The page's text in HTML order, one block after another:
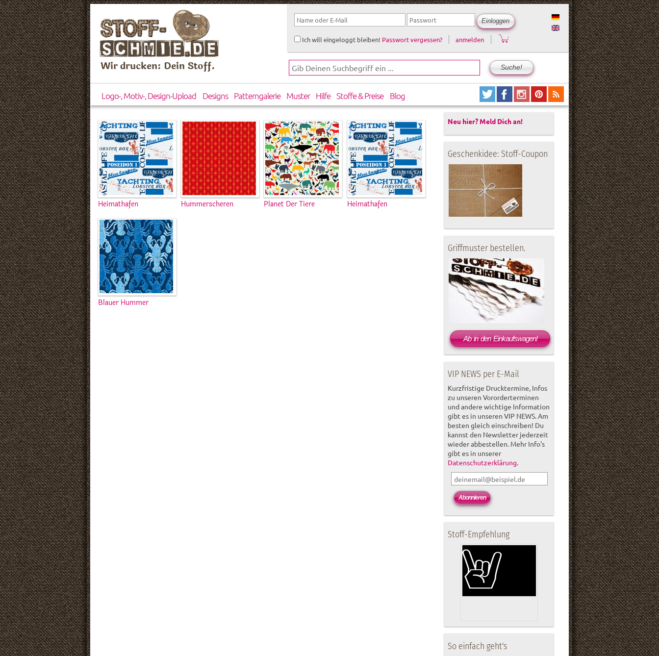
Wir drucken: Dein Stoff.
Ich will eingeloggt bleiben! Passwort vergessen? anmelden
Logo-, Motiv-, Design-Upload Designs Patterngalerie Muster Hilfe Stoffe & Preise Blog
Heimathafen Hummerscheren Planet Der Tiere Heimathafen
Blauer Hummer
Neu hier? Meld Dich an!
Geschenkidee: Stoff-Coupon
Griffmuster bestellen.
Ab in den Einkaufswagen!
VIP NEWS per E-Mail
Kurzfristige Drucktermine, Infos
zu unseren Vororderterminen
und andere wichtige Information
gibt es in unseren VIP NEWS. Am
besten gleich einschreiben! Du
kannst den Newsletter jederzeit
wieder abbestellen. Mehr Info's
gibt es in unserer
Datenschutzerklärung.
Stoff-Empfehlung
So einfach geht's